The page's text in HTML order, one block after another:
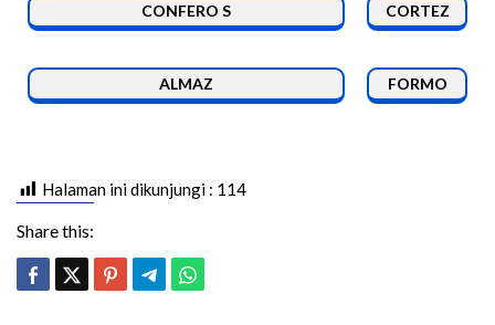
CONFERO S CORTEZ
ALMAZ FORMO
Halaman ini dikunjungi : 114
Share this: